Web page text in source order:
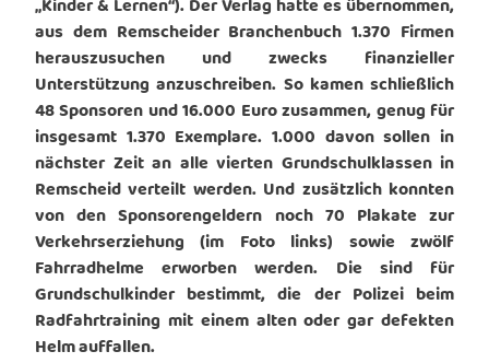
„Kinder & Lernen“). Der Verlag hatte es übernommen,
aus dem Remscheider Branchenbuch 1.370 Firmen
herauszusuchen und zwecks finanzieller
Unterstützung anzuschreiben. So kamen schließlich
48 Sponsoren und 16.000 Euro zusammen, genug für
insgesamt 1.370 Exemplare. 1.000 davon sollen in
nächster Zeit an alle vierten Grundschulklassen in
Remscheid verteilt werden. Und zusätzlich konnten
von den Sponsorengeldern noch 70 Plakate zur
Verkehrserziehung (im Foto links) sowie zwölf
Fahrradhelme erworben werden. Die sind für
Grundschulkinder bestimmt, die der Polizei beim
Radfahrtraining mit einem alten oder gar defekten
Helm auffallen.